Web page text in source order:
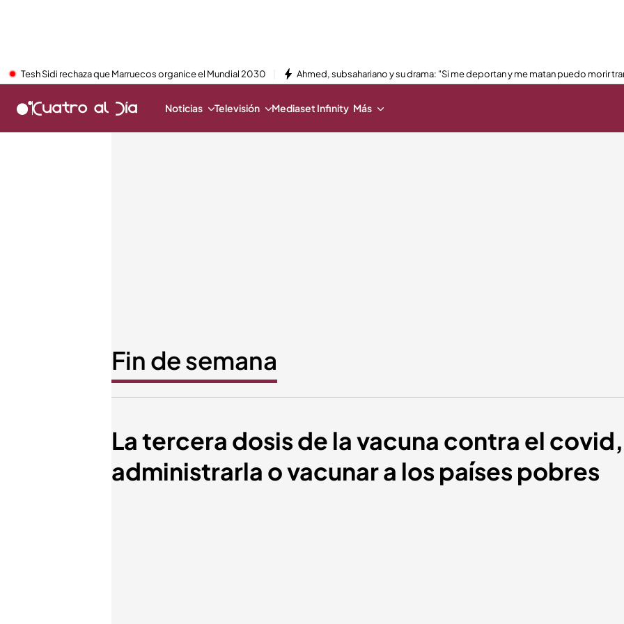
Tesh Sidi rechaza que Marruecos organice el Mundial 2030 Ahmed, subsahariano y su drama: "Si me deportan y me matan puedo morir
Noticias Televisión Mediaset Infinity Más
Fin de semana
La tercera dosis de la vacuna contra el
administrarla o vacunar a los países pobres